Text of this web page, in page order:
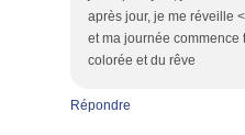
après jour, je me réveille
et ma journée commence
colorée et du rêve
Répondre